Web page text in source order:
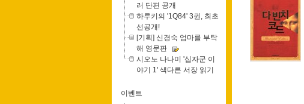
러 단편 공개
하루키의 '1Q84' 3권, 최초
선공개!
[기획] 신경숙 엄마를 부탁
해 영문판
시오노 나나미 '십자군 이
야기 1' 색다른 서장 읽기
이벤트